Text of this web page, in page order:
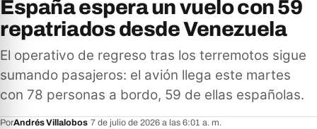
España espera un vuelo con 59
repatriados desde Venezuela
El operativo de regreso tras los terremotos sigue
sumando pasajeros: el avión llega este martes
con 78 personas a bordo, 59 de ellas españolas.
PorAndrés Villalobos 7 de julio de 2026 a las 6:01 a. m.